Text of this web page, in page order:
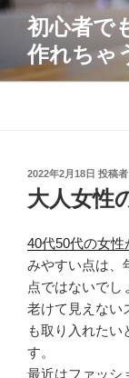
コ
初心者で
作れちゃ
投
日:
2022年2月18日 投稿
大人女性
40代50代の女
みやすい点は、
点ではないでし
老けて見えない
も取り入れたい
す。
最近はファッシ